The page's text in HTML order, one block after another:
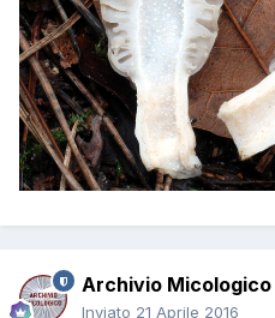
Archivio Micologico
Inviato 21 Aprile 2016